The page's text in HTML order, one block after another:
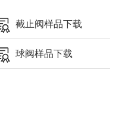
截止阀样品下载
球阀样品下载